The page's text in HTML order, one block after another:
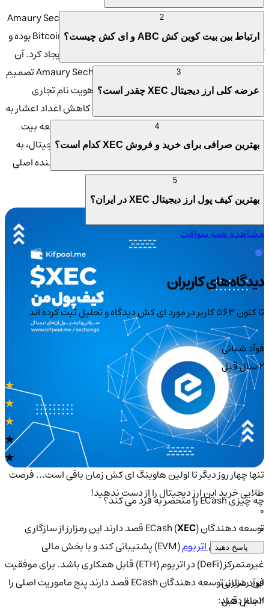
(XEC) توسط توسعه دهنده اصلی آن یعنی Amaury Sechet
هدایت می شود که توسعه دهنده اصلی Bitcoin Cash (BCH) بوده و
آن بلاکچین را برای ایجاد Bitcoin Cash ABC (BCHA) ایجاد کرد. آن
فورک در 15 نوامبر 2020 اتفاق افتاد. سپس Amaury Sechet تصمیم
گرفت Bitcoin Cash ABC را تغییر نام دهد تا هویت نام تجاری
جدیدی برای ECash ایجاد کند و توضیح داد که کاهش اعداد اعشار به
پذیرش این رمزارز کمک می کند. Amaury Sechet در توسعه بیت
کوین کش بسیار فعال بود و قبل از مشارکت در ارزهای دیجیتال، به
عنوان یک مهندس نرم افزار در فیس بوک و یک توسعه دهنده اصلی
در Stupid D Compiler فعالیت می کرد.
چه چیزی ECash را منحصر به فرد می کند؟
توسعه دهندگان ECash ( XEC) قصد دارند این رمزارز از سازگاری
ماشین مجازی اتریوم
(EVM) پشتیبانی کند و با بخش مالی
غیرمتمرکز (DeFi) در اتریوم (ETH) قابل همکاری باشد. برای موفقیت
این رمزارز، توسعه دهندگان ECash قصد دارند پنج ماموریت اصلی را
انجام دهند:
ارتباط بین بیت کوین کش ABC و ای کش چیست؟
عرضه کلی ارز دیجیتال XEC چقدر است؟
بهترین صرافی برای خرید و فروش XEC کدام است؟
بهترین کیف پول ارز دیجیتال XEC در ایران؟
مشاهده همه سوالات
دیدگاه‌های کاربران
تا کنون 563 کاربر در مورد ای کشدیدگاه و تحلیل ثبت کرده اند
فوآد شبانی
تنها چهار روز دیگر تا اولین هاوینگ ای کش زمان باقی است... فرصت
طلایی خرید این ارز دیجیتال را از دست ندهید!
پاسخ دهید
فوآد شبانی